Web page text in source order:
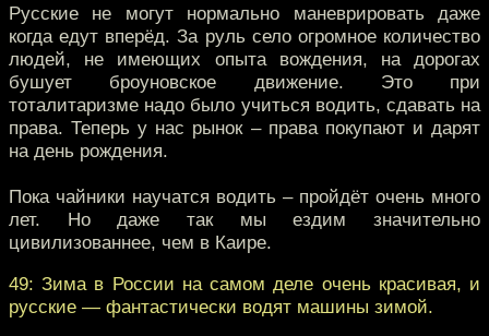
Русские не могут нормально маневрировать даже
когда едут вперёд. За руль село огромное количество
людей, не имеющих опыта вождения, на дорогах
бушует броуновское движение. Это при
тоталитаризме надо было учиться водить, сдавать на
права. Теперь у нас рынок – права покупают и дарят
на день рождения.
Пока чайники научатся водить – пройдёт очень много
лет. Но даже так мы ездим значительно
цивилизованнее, чем в Каире.
49: Зима в России на самом деле очень красивая, и
русские — фантастически водят машины зимой.